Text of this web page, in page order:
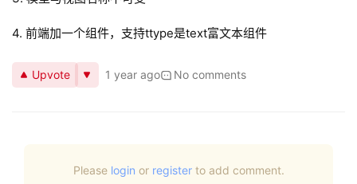
4. 前端加一个组件，支持ttype是text富文本组件
Upvote 1 year ago No comments
Please login or registerto add comment.